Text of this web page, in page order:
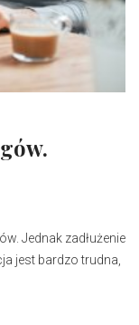
Jednak zadłużenie
jest bardzo trudna,